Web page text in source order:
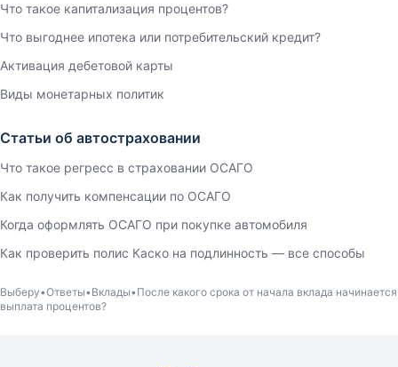
Что такое капитализация процентов?
Что выгоднее ипотека или потребительский кредит?
Активация дебетовой карты
Виды монетарных политик
Статьи об автостраховании
Что такое регресс в страховании ОСАГО
Как получить компенсации по ОСАГО
Когда оформлять ОСАГО при покупке автомобиля
Как проверить полис Каско на подлинность — все способы
Выберу Ответы Вклады После какого срока от начала вклада начинается
выплата процентов?